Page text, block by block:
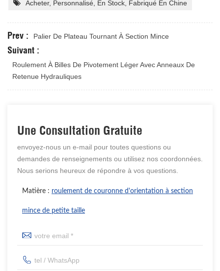
Acheter, Personnalisé, En Stock, Fabriqué En Chine
Prev : Palier De Plateau Tournant À Section Mince
Suivant :
Roulement À Billes De Pivotement Léger Avec Anneaux De
Retenue Hydrauliques
Une Consultation Gratuite
envoyez-nous un e-mail pour toutes questions ou
demandes de renseignements ou utilisez nos coordonnées.
Nous serions heureux de répondre à vos questions.
Matière : roulement de couronne d'orientation à section
mince de petite taille